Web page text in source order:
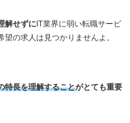
解せずに IT業界に弱い転職サービ
望の求人は見つかりませんよ。
特長を理解することがとても重要